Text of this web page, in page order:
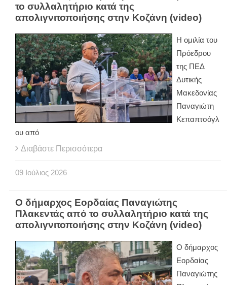
το συλλαλητήριο κατά της
απολιγνιτοποιήσης στην Κοζάνη (video)
Η ομιλία του
Πρόεδρου
της ΠΕΔ
Δυτικής
Μακεδονίας
Παναγιώτη
Κεπαπτσόγλ
ου από
Διαβάστε Περισσότερα
09 Ιούλιος 2026
Ο δήμαρχος Εορδαίας Παναγιώτης
Πλακεντάς από το συλλαλητήριο κατά της
απολιγνιτοποιήσης στην Κοζάνη (video)
Ο δήμαρχος
Εορδαίας
Παναγιώτης